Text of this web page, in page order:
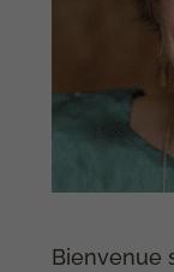
Bienvenue